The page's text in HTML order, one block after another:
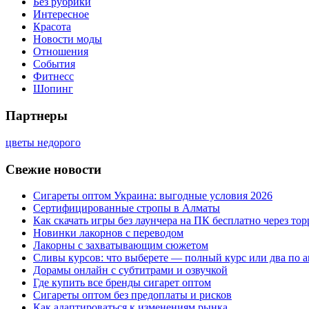
Интересное
Красота
Новости моды
Отношения
События
Фитнесс
Шопинг
Партнеры
цветы недорого
Свежие новости
Сигареты оптом Украина: выгодные условия 2026
Сертифицированные стропы в Алматы
Как скачать игры без лаунчера на ПК бесплатно через
Новинки лакорнов с переводом
Лакорны с захватывающим сюжетом
Сливы курсов: что выберете — полный курс или два по
Дорамы онлайн с субтитрами и озвучкой
Где купить все бренды сигарет оптом
Сигареты оптом без предоплаты и рисков